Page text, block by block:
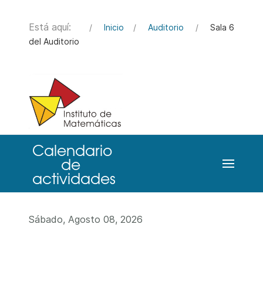
Está aquí: Inicio Auditorio
Sala 6
del Auditorio
Sábado, Agosto 08, 2026